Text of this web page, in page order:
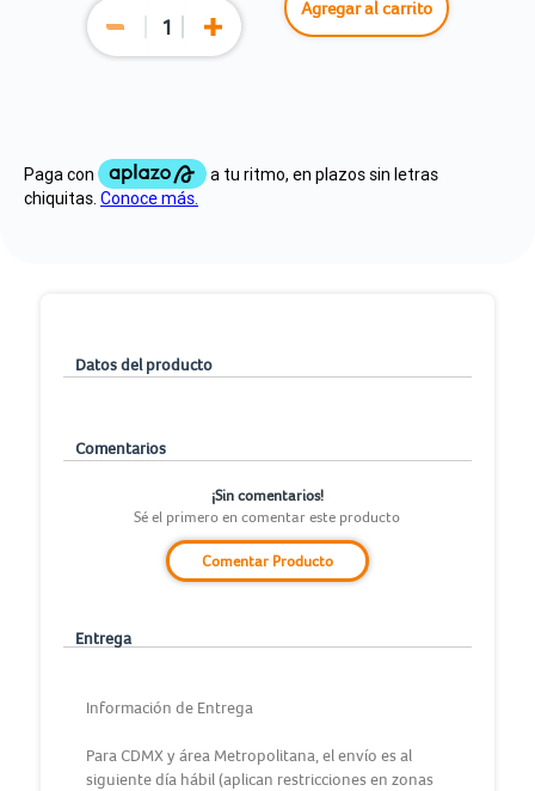
Agregar al carrito
Datos del producto
Comentarios
¡Sin comentarios!
Sé el primero en comentar este producto
Comentar Producto
Entrega
Información de Entrega
Para CDMX y área Metropolitana, el envío es al
siguiente día hábil (aplican restricciones en zonas